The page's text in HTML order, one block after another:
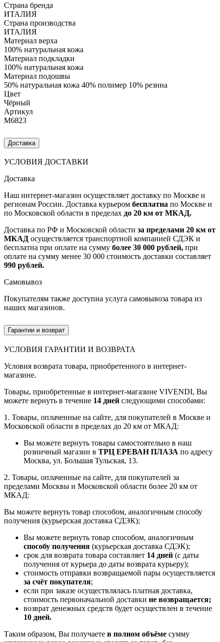
Страна бренда
ИТАЛИЯ
Страна производства
ИТАЛИЯ
Материал верха
100% натуральная кожа
Материал подкладки
100% натуральная кожа
Материал подошвы
50% натуральная кожа 40% полимер 10% резина
Цвет
Чёрный
Артикул
M6823
Доставка
УСЛОВИЯ ДОСТАВКИ
Доставка
Наш интернет-магазин осуществляет доставку по Москве и
регионам России. Доставка курьером бесплатна по Москве и
по Московской области в пределах до 20 км от МКАД.
Доставка по РФ и Московской области за пределами 20 км от
МКАД осуществляется транспортной компанией СДЭК и
бесплатна при оплате на сумму более 30 000 рублей, при
оплате на сумму менее 30 000 стоимость доставки составляет
990 рублей.
Самовывоз
Покупателям также доступна услуга самовывоза товара из
наших магазинов.
Гарантии и возврат
УСЛОВИЯ ГАРАНТИИ И ВОЗВРАТА
Условия возврата товара, приобретенного в интернет-
магазине.
Товары, приобретенные в интернет-магазине VIVENDI, Вы
можете вернуть в течение 14 дней следующими способами:
1. Товары, оплаченные на сайте, для покупателей в Москве и
Московской области в пределах до 20 км от МКАД:
Вы можете вернуть товары самостоятельно в наш
розничный магазин в ТРЦ ЕРЕВАН ПЛАЗА по адресу
Москва, ул. Большая Тульская, 13.
2. Товары, оплаченные на сайте, для покупателей за
пределами Москвы и Московской области более 20 км от
МКАД:
Вы можете вернуть товар способом, аналогичным способу
получения (курьерская доставка СДЭК);
Вы можете вернуть товар способом, аналогичным
способу получения (курьерская доставка СДЭК);
срок для возврата товара составляет 14 дней (с даты
получения от курьера до даты возврата курьеру);
стоимость отправки возвращаемой пары осуществляется
за счёт покупателя;
если при заказе осуществлялась платная доставка,
стоимость первоначальной доставки не возвращается;
возврат денежных средств будет осуществлен в течение
10 дней.
Таким образом, Вы получаете в полном объёме сумму